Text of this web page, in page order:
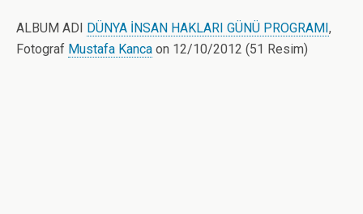
ALBUM ADI DÜNYA İNSAN HAKLARI GÜNÜ PROGRAMI,
Fotograf Mustafa Kanca on 12/10/2012 (51 Resim)